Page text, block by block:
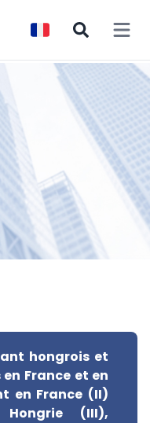
Open
hongrois et
France et en
en France (II)
(III),